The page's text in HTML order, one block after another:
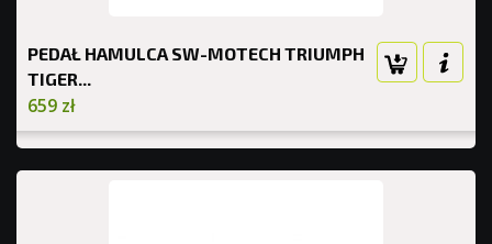
PEDAŁ HAMULCA SW-MOTECH TRIUMPH
TIGER...
659 zł